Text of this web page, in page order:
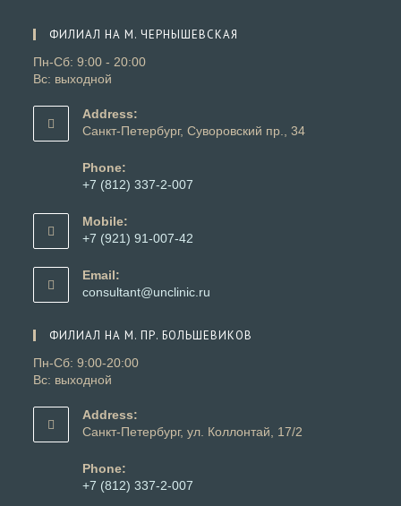
вкладке
ФИЛИАЛ НА М. ЧЕРНЫШЕВСКАЯ
Пн-Сб: 9:00 - 20:00
Вс: выходной
Address:
Санкт-Петербург, Суворовский пр., 34
Phone:
+7 (812) 337-2-007
в
вашем
Mobile:
+7 (921) 91-007-42
в
вашем
Email:
consultant@unclinic.ru
приложении
ФИЛИАЛ НА М. ПР. БОЛЬШЕВИКОВ
Пн-Сб: 9:00-20:00
Вс: выходной
Address:
Санкт-Петербург, ул. Коллонтай, 17/2
Phone:
+7 (812) 337-2-007